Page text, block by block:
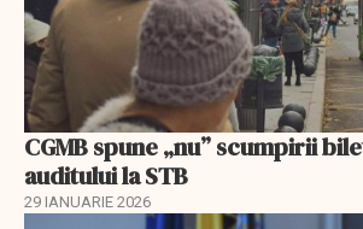
CGMB spune „nu” scumpirii
auditului la STB
29 IANUARIE 2026